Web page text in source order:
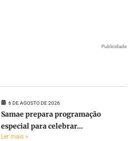
Publicidade
6 DE AGOSTO DE 2026
Samae prepara programação
especial para celebrar...
Ler mais »